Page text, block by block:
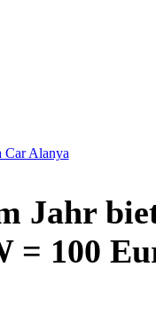
Jahr
= 100